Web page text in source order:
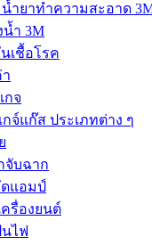
น้ำยาทำความสะอาด
น้ำ 3M
เชื้อโรค
กจ
กจ์แก๊ส ประเภทต่าง ๆ
จับฉาก
ดแอมป์
ครื่องยนต์
นไฟ